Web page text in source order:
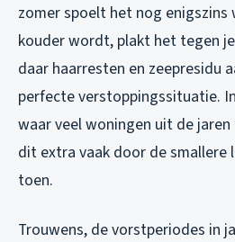
zomer spoelt het nog enigszins
kouder wordt, plakt het tegen
daar haarresten en zeepresidu
perfecte verstoppingssituatie.
waar veel woningen uit de jaren
dit extra vaak door de smallere
toen.
Trouwens, de vorstperiodes in